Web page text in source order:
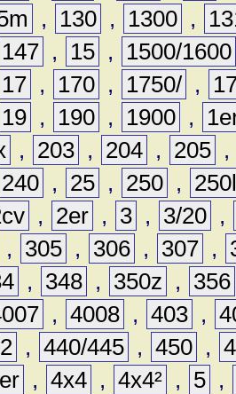
, 130 , 1300 ,
147 , 15 ,
1500/1600
17 , 170 , 1750/ ,
19 , 190 , 1900 ,
, 203 , 204 , 205 ,
240 , 25 , 250 ,
, 2er , 3 , 3/20 ,
, 305 , 306 , 307 ,
, 348 , 350z ,
356
, 4008 , 403 ,
, 440/445 , 450 ,
, 4x4 , 4x4² , 5 ,